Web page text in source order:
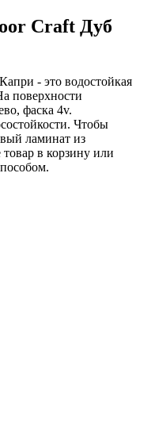
Craft Дуб
- это водостойкая
поверхности
фаска 4v.
Чтобы
ламинат из
в корзину или